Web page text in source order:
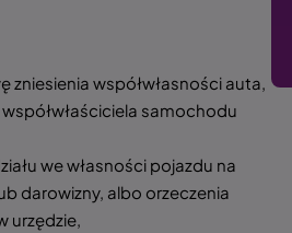
zniesienia współwłasności auta,
samochodu
we własności pojazdu na
darowizny, albo orzeczenia
urzędzie,